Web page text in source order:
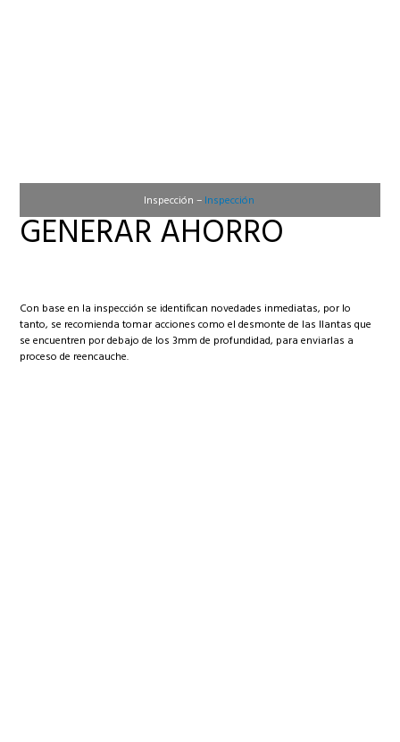
Inspección – Inspección
GENERAR AHORRO
Con base en la inspección se identifican novedades inmediatas, por lo
tanto, se recomienda tomar acciones como el desmonte de las llantas que
se encuentren por debajo de los 3mm de profundidad, para enviarlas a
proceso de reencauche.